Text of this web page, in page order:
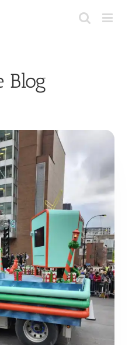
Blog